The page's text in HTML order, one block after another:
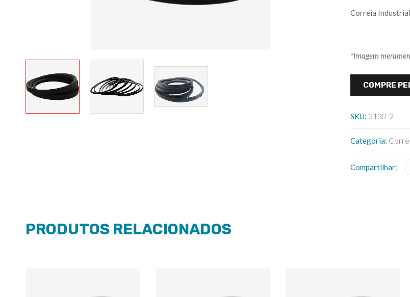
Correia
*Imagem
COMPRE
SKU: 3130-2
Categoria:
Compartilhar:
PRODUTOS RELACIONADOS